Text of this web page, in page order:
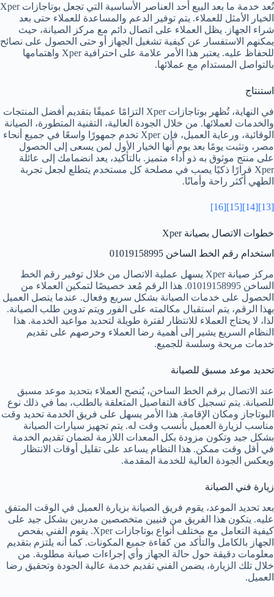
تُعد خدمة ما بعد البيع أحد العناصر الأساسية التي تجعل بوتاجازات Xper
الخيار الأمثل للعملاء. يتم توفير الدعم والمساعدة للعملاء حتى بعد
شراء الجهاز. يظل العملاء على اتصال دائم مع مركز الصيانة، حيث
يمكنهم الاستفسار عن كيفية تشغيل الجهاز أو حتى الحصول على نصائح
للحفاظ عليه. يعتبر هذا الأمر علامة على احترافية Xper واهتمامها
بالتواصل المستدام مع عملائها.
استنتاج
في النهاية، تُظهر بوتاجازات Xper التزامًا عميقًا بتقديم أفضل المنتجات
والخدمات لعملائها. من خلال الجودة العالية، التقنية المتطورة، الصيانة
الوقائية، ورعاية العميل، فإن Xper تخدم جمهورًا واسعًا في جميع أنحاء
مصر، وتثبت يومًا بعد يوم أنها الخيار الأول لمن يسعى إلى الحصول
على منتج موثوق به ذو أداء متميز. بالتأكيد، يعد انضمامك إلى عائلة
Xper قرارًا ذكيًا يصب في مصلحة كل مستخدم يتطلع لجعل تجربة
الطهي أكثر راحة وأمانًا.
[13]
[14]
[15]
[16]
خطوات الاتصال بصيانة Xper
استخدام رقم الخط الساخن 01019158995
مركز صيانة Xper يسهل عملية الاتصال من خلال توفير رقم الخط
الساخن 01019158995. هذا الرقم مُعد خصيصًا لتمكين العملاء من
الحصول على خدمات الصيانة بشكل سريع وفعال. عندما يتصل العميل
بهذا الرقم، يتم استقبال مكالمته على الفور ويتم تدوين طلب الصيانة.
لذا، لا يحتاج العملاء للانتظار لفترة طويلة لتحديد مواعيد الخدمة. هذا
النظام السريع يشير إلى أهمية رضا العملاء وحرصهم على تقديم
خدمات مريحة وسلسة للجميع.
تحديد موعد مسبق للصيانة
عند الاتصال برقم الخط الساخن، يُنصح العملاء بتحديد موعد مسبق
للصيانة. يتم تسجيل كافة التفاصيل المتعلقة بالطلب، بما في ذلك نوع
البوتاجاز ومكان الإقامة. هذا الأمر يسهل على فريق الخدمة تحديد وقت
مناسب لزيارة العميل بأنسب وقت له. يتم تجهيز سيارات الصيانة
بشكل جيد وتكون مزودة بكل المعدات اللازمة لضمان تقديم الخدمة
في أقل وقت ممكن. هذا النظام يساعد على تقليل أوقات الانتظار
ويعكس الجودة العالية للخدمة المقدمة.
زيارة فني الصيانة
بعد تحديد الموعد، يقوم فريق الصيانة بزيارة العميل في الوقت المتفق
عليه. يتكون هذا الفريق من فنيين متخصصين مدربين بشكل جيد على
كيفية التعامل مع مختلف أنواع بوتاجازات Xper. يقوم الفني بفحص
الجهاز بالكامل والتأكد من كفاءة جميع المكونات. كما أنه يلتزم بتقديم
معلومات دقيقة حول حالة الجهاز وأي إجراءات صيانة مطلوبة. من
خلال تلك الزيارة، يضمن الفني تقديم خدمة عالية الجودة وتحقيق رضا
العميل.